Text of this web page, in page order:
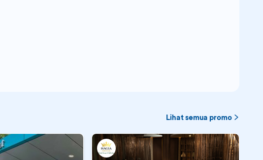
Lihat semua promo